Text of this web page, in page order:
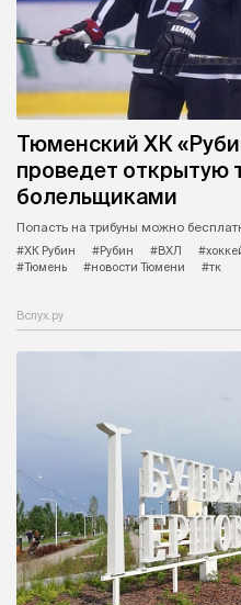
Тюменский ХК
проведет открытую
болельщиками
Попасть на трибуны можно
#ХК Рубин
#Рубин #ВХЛ
#Тюмень
#новости Тюмени #тк
Вслух.ру